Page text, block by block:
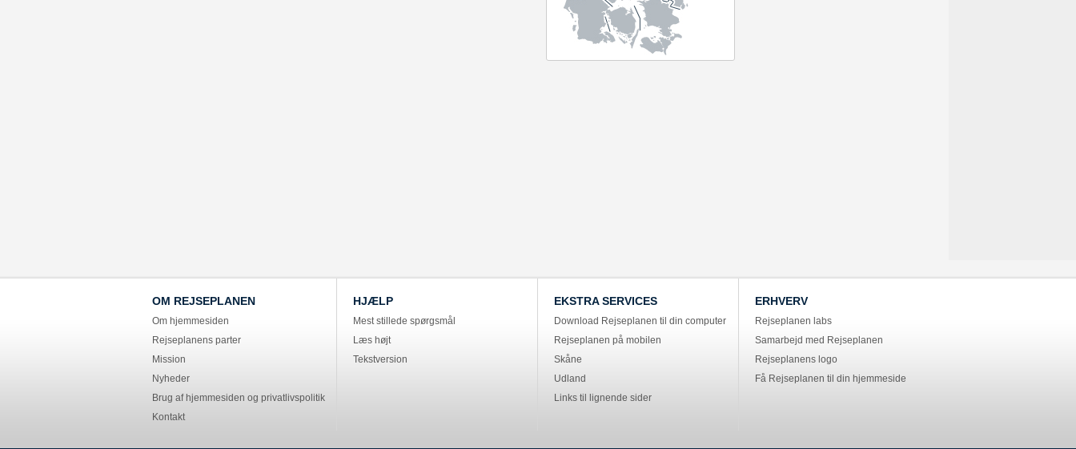
OM REJSEPLANEN
Om hjemmesiden
Rejseplanens parter
Mission
Nyheder
Brug af hjemmesiden og privatlivspolitik
Kontakt
HJÆLP
Mest stillede spørgsmål
Læs højt
Tekstversion
EKSTRA SERVICES
Download Rejseplanen til din computer
Rejseplanen på mobilen
Skåne
Udland
Links til lignende sider
ERHVERV
Rejseplanen labs
Samarbejd med Rejseplanen
Rejseplanens logo
Få Rejseplanen til din hjemmeside